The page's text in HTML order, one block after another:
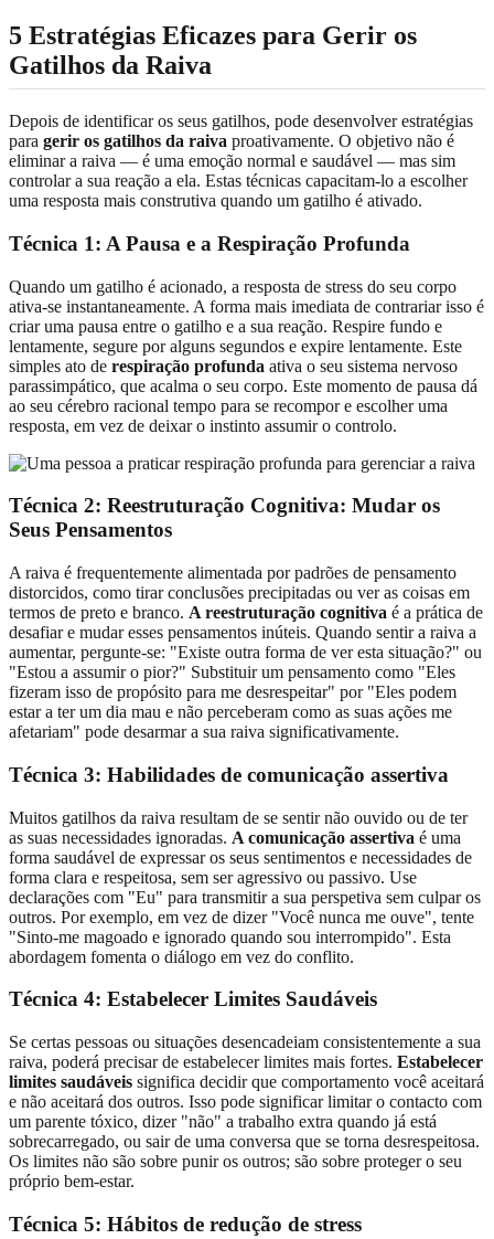
5 Estratégias Eficazes para Gerir os
Gatilhos da Raiva
Depois de identificar os seus gatilhos, pode desenvolver estratégias
para gerir os gatilhos da raiva proativamente. O objetivo não é
eliminar a raiva — é uma emoção normal e saudável — mas sim
controlar a sua reação a ela. Estas técnicas capacitam-lo a escolher
uma resposta mais construtiva quando um gatilho é ativado.
Técnica 1: A Pausa e a Respiração Profunda
Quando um gatilho é acionado, a resposta de stress do seu corpo
ativa-se instantaneamente. A forma mais imediata de contrariar isso é
criar uma pausa entre o gatilho e a sua reação. Respire fundo e
lentamente, segure por alguns segundos e expire lentamente. Este
simples ato de respiração profunda ativa o seu sistema nervoso
parassimpático, que acalma o seu corpo. Este momento de pausa dá
ao seu cérebro racional tempo para se recompor e escolher uma
resposta, em vez de deixar o instinto assumir o controlo.
Técnica 2: Reestruturação Cognitiva: Mudar os
Seus Pensamentos
A raiva é frequentemente alimentada por padrões de pensamento
distorcidos, como tirar conclusões precipitadas ou ver as coisas em
termos de preto e branco. A reestruturação cognitiva é a prática de
desafiar e mudar esses pensamentos inúteis. Quando sentir a raiva a
aumentar, pergunte-se: "Existe outra forma de ver esta situação?" ou
"Estou a assumir o pior?" Substituir um pensamento como "Eles
fizeram isso de propósito para me desrespeitar" por "Eles podem
estar a ter um dia mau e não perceberam como as suas ações me
afetariam" pode desarmar a sua raiva significativamente.
Técnica 3: Habilidades de comunicação assertiva
Muitos gatilhos da raiva resultam de se sentir não ouvido ou de ter
as suas necessidades ignoradas. A comunicação assertiva é uma
forma saudável de expressar os seus sentimentos e necessidades de
forma clara e respeitosa, sem ser agressivo ou passivo. Use
declarações com "Eu" para transmitir a sua perspetiva sem culpar os
outros. Por exemplo, em vez de dizer "Você nunca me ouve", tente
"Sinto-me magoado e ignorado quando sou interrompido". Esta
abordagem fomenta o diálogo em vez do conflito.
Técnica 4: Estabelecer Limites Saudáveis
Se certas pessoas ou situações desencadeiam consistentemente a sua
raiva, poderá precisar de estabelecer limites mais fortes. Estabelecer
limites saudáveis significa decidir que comportamento você aceitará
e não aceitará dos outros. Isso pode significar limitar o contacto com
um parente tóxico, dizer "não" a trabalho extra quando já está
sobrecarregado, ou sair de uma conversa que se torna desrespeitosa.
Os limites não são sobre punir os outros; são sobre proteger o seu
próprio bem-estar.
Técnica 5: Hábitos de redução de stress